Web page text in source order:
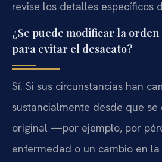
revise los detalles específicos
¿Se puede modificar la
para evitar el desacato?
Sí. Si sus circunstancias han
sustancialmente desde que
original —por ejemplo, por
enfermedad o un cambio en